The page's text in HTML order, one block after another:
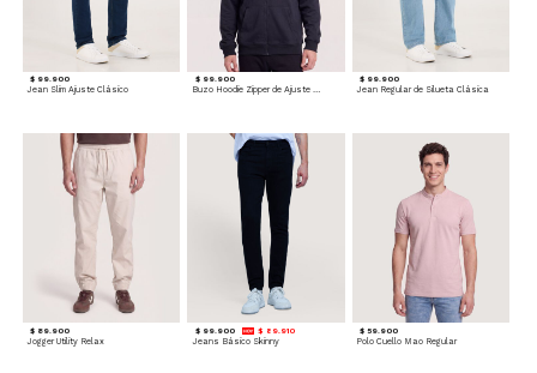
$ 99.900
Jean Slim Ajuste Clásico
$ 99.900
Buzo Hoodie Zipper de Ajuste Cómodo
$ 99.900
Jean Regular de Silueta Clásica
$ 89.900
Jogger Utility Relax
$ 99.900 $ 89.910
Jeans Básico Skinny
$ 59.900
Polo Cuello Mao Regular